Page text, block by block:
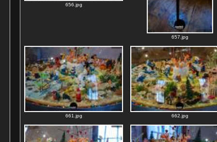
656.jpg
657.jpg
661.jpg 662.jpg